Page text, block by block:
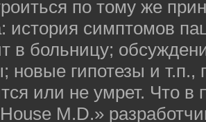
по тому же
история симптомов
в больницу;
новые гипотезы и т.п.,
или не умрет. Что
M.D.»